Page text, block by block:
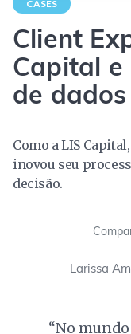
CASES
Client
Capital e
de dados
Como a LIS
inovou seu
decisão.
Larissa
“No